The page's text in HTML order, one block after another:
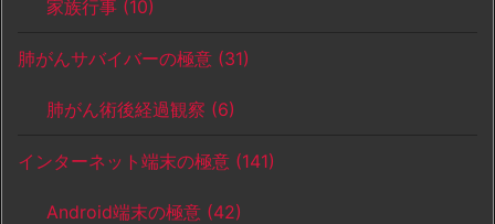
家族行事 (10)
肺がんサバイバーの極意 (31)
肺がん術後経過観察 (6)
インターネット端末の極意 (141)
Android端末の極意 (42)